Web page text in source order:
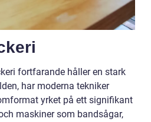
fortfarande håller en stark
har moderna tekniker
yrket på ett signifikant
maskiner som bandsågar,